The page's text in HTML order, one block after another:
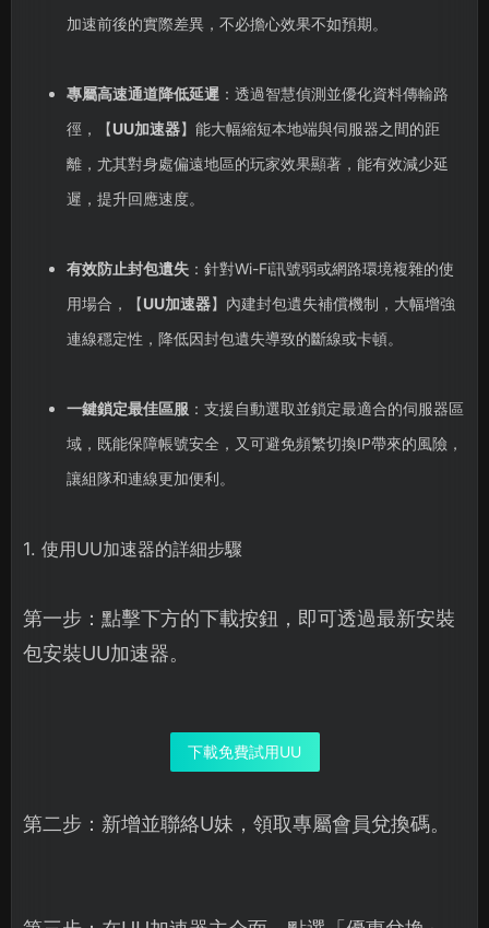
加速前後的實際差異，不必擔心效果不如預期。
專屬高速通道降低延遲：透過智慧偵測並優化資料傳輸路
徑，【UU加速器】能大幅縮短本地端與伺服器之間的距
離，尤其對身處偏遠地區的玩家效果顯著，能有效減少延
遲，提升回應速度。
有效防止封包遺失：針對Wi-Fi訊號弱或網路環境複雜的使
用場合，【UU加速器】內建封包遺失補償機制，大幅增強
連線穩定性，降低因封包遺失導致的斷線或卡頓。
一鍵鎖定最佳區服：支援自動選取並鎖定最適合的伺服器區
域，既能保障帳號安全，又可避免頻繁切換IP帶來的風險，
讓組隊和連線更加便利。
1. 使用UU加速器的詳細步驟
第一步：點擊下方的下載按鈕，即可透過最新安裝
包安裝UU加速器。
下載免費試用UU
第二步：新增並聯絡U妹，領取專屬會員兌換碼。